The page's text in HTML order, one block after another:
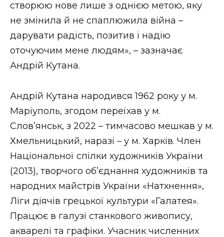
створюю нове лише з однією метою, яку
не змінила й не спаплюжила війна –
дарувати радість, позитив і надію
оточуючим мене людям», – зазначає
Андрій Кутана.
Андрій Кутана народився 1962 року у м.
Маріуполь, згодом переїхав у м.
Слов’янськ, з 2022 – тимчасово мешкав у м.
Хмельницький, наразі – у м. Харків. Член
Національної спілки художників України
(2013), творчого об’єднання художників та
народних майстрів України «Натхнення»,
Ліги діячів грецької культури «Галатея».
Працює в галузі станкового живопису,
акварелі та графіки. Учасник численних